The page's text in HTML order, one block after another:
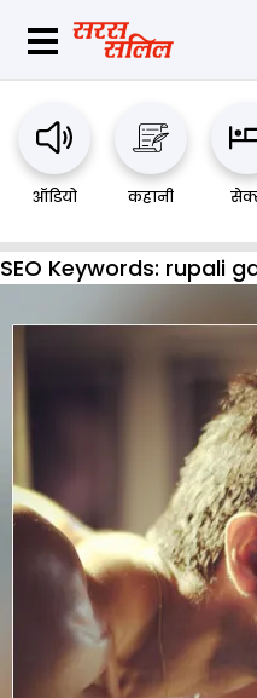
ऑडियो कहानी
SEO Keywords: rupali